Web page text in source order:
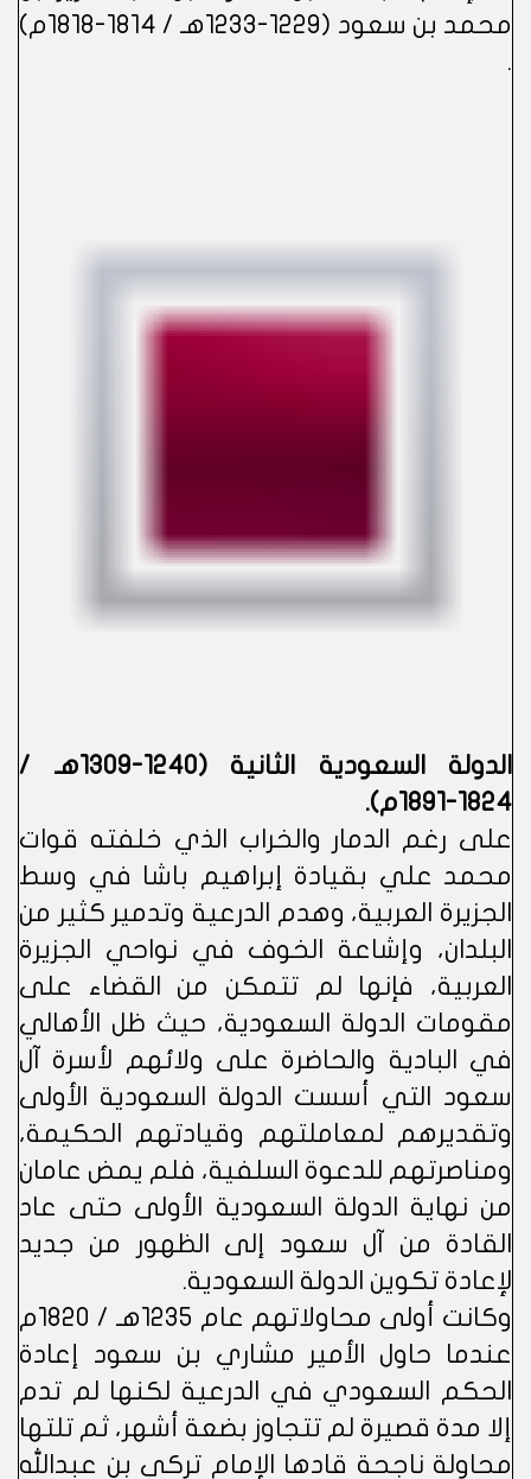
محمد بن سعود (1229-1233هـ / 1814-1818م)​
.
​الدولة السعودية الثانية (1240-1309هـ /
1824-1891م).
على رغم الدمار والخراب الذي خلفته قوات
محمد علي بقيادة إبراهيم باشا في وسط
الجزيرة العربية، وهدم الدرعية وتدمير كثير من
البلدان، وإشاعة الخوف في نواحي الجزيرة
العربية، فإنها لم تتمكن من القضاء على
مقومات الدولة السعودية، حيث ظل الأهالي
في البادية والحاضرة على ولائهم لأسرة آل
سعود التي أسست الدولة السعودية الأولى
وتقديرهم لمعاملتهم وقيادتهم الحكيمة،
ومناصرتهم للدعوة السلفية، فلم يمض عامان
من نهاية الدولة السعودية الأولى حتى عاد
القادة من آل سعود إلى الظهور من جديد
لإعادة تكوين الدولة السعودية.
وكانت أولى محاولاتهم عام 1235هـ / 1820م
عندما حاول الأمير مشاري بن سعود إعادة
الحكم السعودي في الدرعية لكنها لم تدم
إلا مدة قصيرة لم تتجاوز بضعة أشهر، ثم تلتها
محاولة ناجحة قادها الإمام تركي بن عبدالله